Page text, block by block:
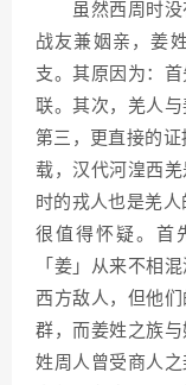
虽然西周时没
战友兼姻亲，姜
支。其原因为：
联。其次，羌人与
第三，更直接的
载，汉代河湟西
时的戎人也是羌
很值得怀疑。首
「姜」从来不相
西方敌人，但他
群，而姜姓之族
姓周人曾受商人